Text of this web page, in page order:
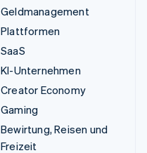
Geldmanagement
Plattformen
SaaS
KI-Unternehmen
Creator Economy
Gaming
Bewirtung, Reisen und
Freizeit